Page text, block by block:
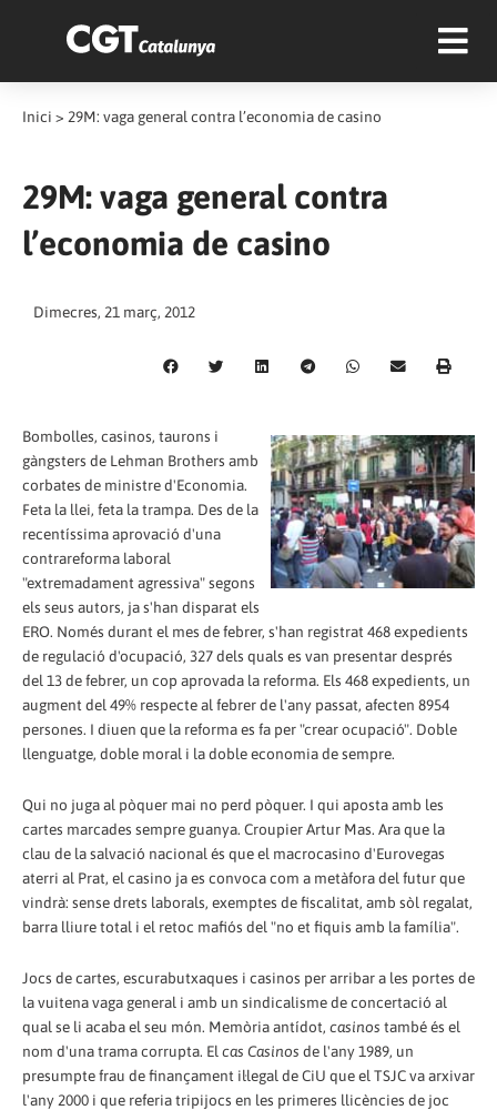
Inici > 29M: vaga general contra l’economia de casino
29M: vaga general contra
l’economia de casino
Dimecres, 21 març, 2012
Bombolles, casinos, taurons i
gàngsters de Lehman Brothers amb
corbates de ministre d'Economia.
Feta la llei, feta la trampa. Des de la
recentíssima aprovació d'una
contrareforma laboral
"extremadament agressiva" segons
els seus autors, ja s'han disparat els
ERO. Només durant el mes de febrer, s'han registrat 468 expedients
de regulació d'ocupació, 327 dels quals es van presentar després
del 13 de febrer, un cop aprovada la reforma. Els 468 expedients, un
augment del 49% respecte al febrer de l'any passat, afecten 8954
persones. I diuen que la reforma es fa per "crear ocupació". Doble
llenguatge, doble moral i la doble economia de sempre.
Qui no juga al pòquer mai no perd pòquer. I qui aposta amb les
cartes marcades sempre guanya. Croupier Artur Mas. Ara que la
clau de la salvació nacional és que el macrocasino d'Eurovegas
aterri al Prat, el casino ja es convoca com a metàfora del futur que
vindrà: sense drets laborals, exemptes de fiscalitat, amb sòl regalat,
barra lliure total i el retoc mafiós del "no et fiquis amb la família".
Jocs de cartes, escurabutxaques i casinos per arribar a les portes de
la vuitena vaga general i amb un sindicalisme de concertació al
qual se li acaba el seu món. Memòria antídot, casinos també és el
nom d'una trama corrupta. El cas Casinos de l'any 1989, un
presumpte frau de finançament il·legal de CiU que el TSJC va arxivar
l'any 2000 i que referia tripijocs en les primeres llicències de joc